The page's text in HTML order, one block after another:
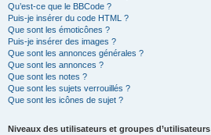
Qu’est-ce que le BBCode ?
Puis-je insérer du code HTML ?
Que sont les émoticônes ?
Puis-je insérer des images ?
Que sont les annonces générales ?
Que sont les annonces ?
Que sont les notes ?
Que sont les sujets verrouillés ?
Que sont les icônes de sujet ?
Niveaux des utilisateurs et groupes d’utilisateurs